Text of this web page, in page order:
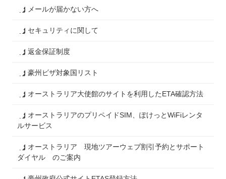
メールが届かない方へ
セキュリティに関して
返金保証制度
豪州ビザ対象国リスト
オーストラリア大使館のサイトを利用したETA確認方法
オーストラリアのプリペイドSIM、ぽけっとWiFiレンタ
ルサービス
オーストラリア 現地ツアーウェブ割引予約とサポート
ダイヤル のご案内